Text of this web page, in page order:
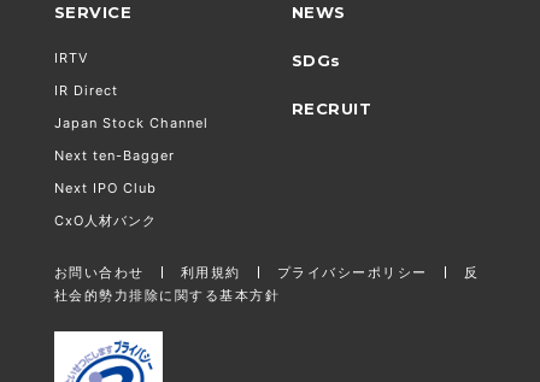
SERVICE
IRTV
IR Direct
Japan Stock Channel
Next ten-Bagger
Next IPO Club
CxO人材バンク
NEWS
SDGs
RECRUIT
お問い合わせ 利用規約 プライバシーポリシー
反
社会的勢力排除に関する基本方針